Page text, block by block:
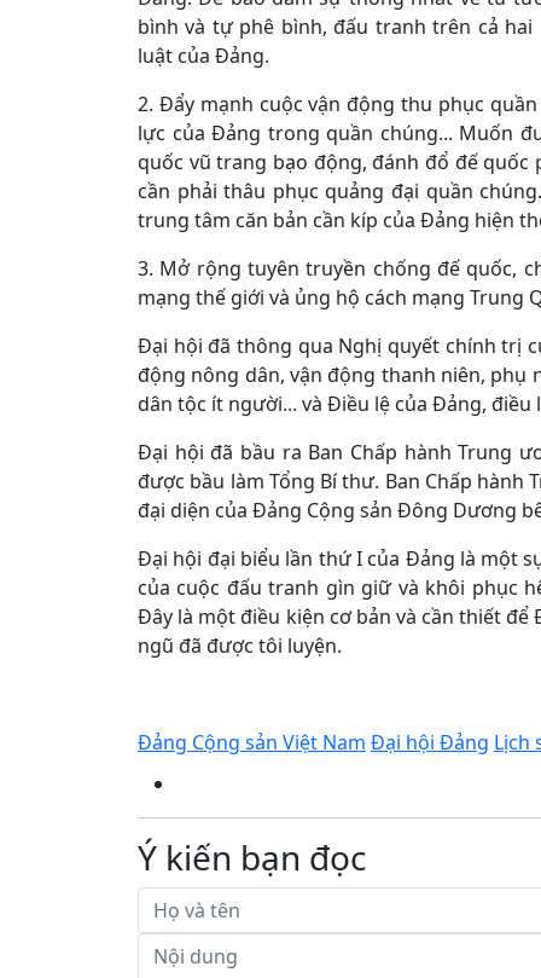
bình và tự phê bình, đấu tranh trên cả
luật của Đảng.
2. Đẩy mạnh cuộc vận động thu phục
lực của Đảng trong quần chúng... Muốn
quốc vũ trang bạo động, đánh đổ đế
cần phải thâu phục quảng đại quần
trung tâm căn bản cần kíp của Đảng hiện
3. Mở rộng tuyên truyền chống đế quốc,
mạng thế giới và ủng hộ cách mạng Trung
Đại hội đã thông qua Nghị quyết chính trị
động nông dân, vận động thanh niên, phụ
dân tộc ít người... và Điều lệ của Đảng,
Đại hội đã bầu ra Ban Chấp hành Trung
được bầu làm Tổng Bí thư. Ban Chấp
đại diện của Đảng Cộng sản Đông Dương
Đại hội đại biểu lần thứ I của Đảng là một
của cuộc đấu tranh gìn giữ và khôi phục
Đây là một điều kiện cơ bản và cần thiết
ngũ đã được tôi luyện.
Đảng Cộng sản Việt Nam Đại hội Đảng Lịch
Ý kiến bạn đọc